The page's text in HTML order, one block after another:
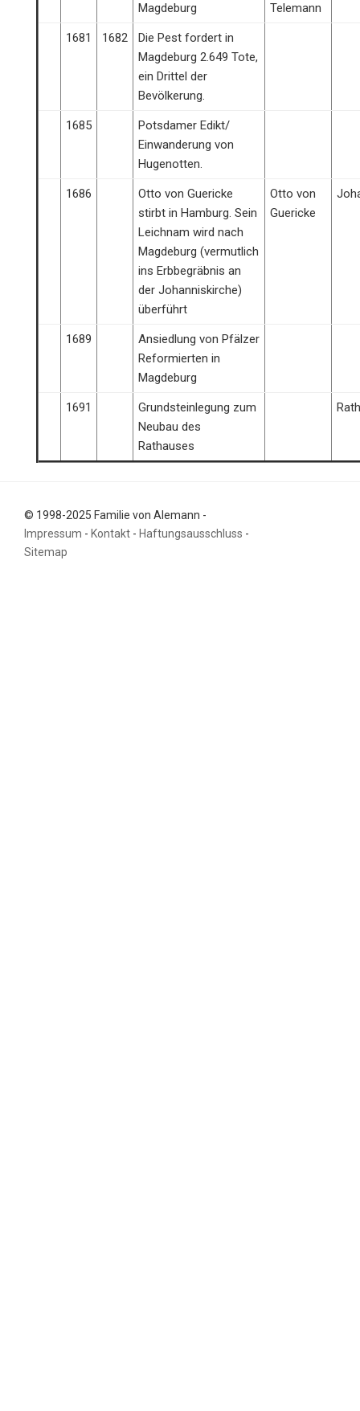
Magdeburg
Telemann
1681 1682
Die Pest fordert in
Magdeburg 2.649 Tote,
ein Drittel der
Bevölkerung.
1685
Potsdamer Edikt/
Einwanderung von
Hugenotten.
1686
Otto von Guericke
stirbt in Hamburg. Sein
Leichnam wird nach
Magdeburg (vermutlich
ins Erbbegräbnis an
der Johanniskirche)
überführt
Otto von
Guericke
1689
Ansiedlung von Pfälzer
Reformierten in
Magdeburg
1691
Grundsteinlegung zum
Neubau des
Rathauses
© 1998-2025 Familie von Alemann -
Impressum - Kontakt - Haftungsausschluss -
Sitemap